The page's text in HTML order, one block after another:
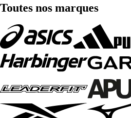
Toutes nos marques